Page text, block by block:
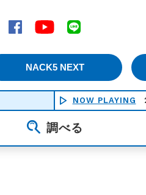
Twitter
Facebook YouTube
NACK5 NEXT
NOW PLAYING
調べる